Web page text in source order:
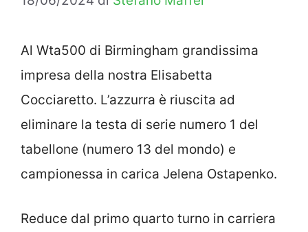
Al Wta500 di Birmingham grandissima
impresa della nostra Elisabetta
Cocciaretto. L’azzurra è riuscita ad
eliminare la testa di serie numero 1 del
tabellone (numero 13 del mondo) e
campionessa in carica Jelena Ostapenko.
Reduce dal primo quarto turno in carriera